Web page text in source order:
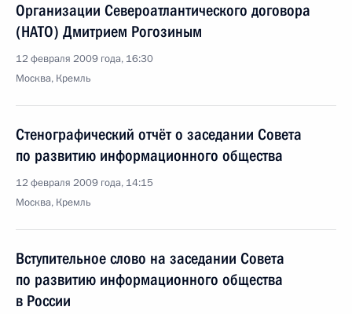
Организации Североатлантического договора
(НАТО) Дмитрием Рогозиным
12 февраля 2009 года, 16:30
Москва, Кремль
Стенографический отчёт о заседании Совета
по развитию информационного общества
12 февраля 2009 года, 14:15
Москва, Кремль
Вступительное слово на заседании Совета
по развитию информационного общества
в России